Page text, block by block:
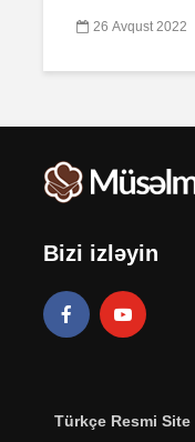
26 Avqust 2022
Bizi izləyin
Türkçe Resmi Site